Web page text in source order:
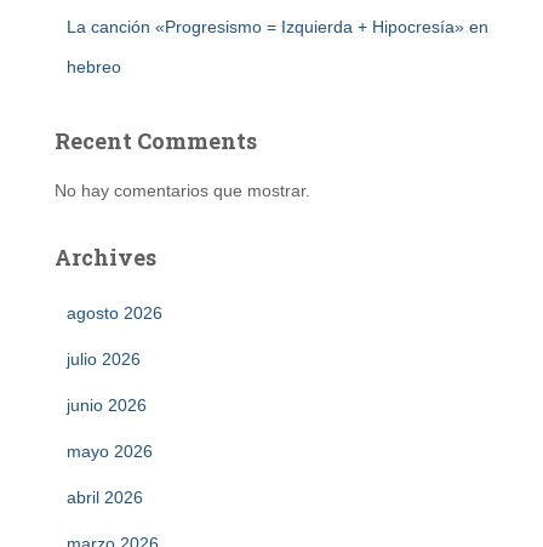
La canción «Progresismo = Izquierda + Hipocresía» en
hebreo
Recent Comments
No hay comentarios que mostrar.
Archives
agosto 2026
julio 2026
junio 2026
mayo 2026
abril 2026